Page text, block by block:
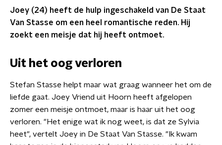
Joey (24) heeft de hulp ingeschakeld van De Staat
Van Stasse om een heel romantische reden. Hij
zoekt een meisje dat hij heeft ontmoet.
Uit het oog verloren
Stefan Stasse helpt maar wat graag wanneer het om de
liefde gaat. Joey Vriend uit Hoorn heeft afgelopen
zomer een meisje ontmoet, maar is haar uit het oog
verloren. "Het enige wat ik nog weet, is dat ze Sylvia
heet", vertelt Joey in De Staat Van Stasse. "Ik kwam